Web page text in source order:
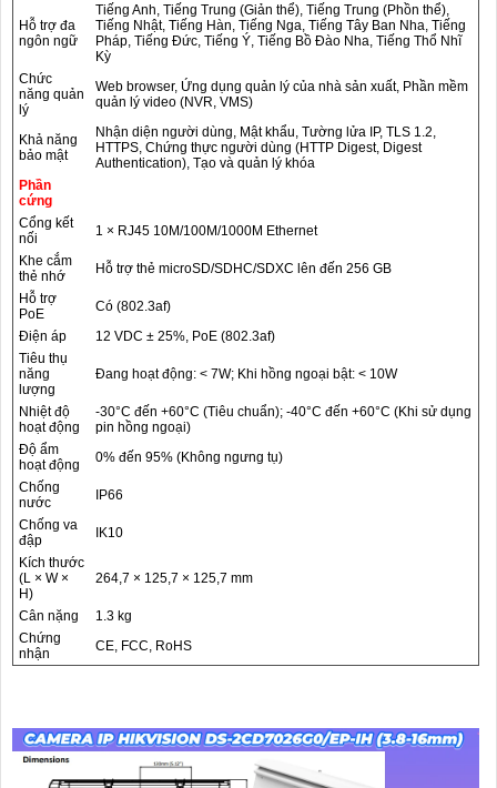
Hỗ trợ đa
ngôn ngữ
Tiếng Anh, Tiếng Trung (Giản thể), Tiếng Trung (Phồn thể),
Tiếng Nhật, Tiếng Hàn, Tiếng Nga, Tiếng Tây Ban Nha, Tiếng
Pháp, Tiếng Đức, Tiếng Ý, Tiếng Bồ Đào Nha, Tiếng Thổ Nhĩ
Kỳ
Chức
năng quản
lý
Web browser, Ứng dụng quản lý của nhà sản xuất, Phần mềm
quản lý video (NVR, VMS)
Khả năng
bảo mật
Nhận diện người dùng, Mật khẩu, Tường lửa IP, TLS 1.2,
HTTPS, Chứng thực người dùng (HTTP Digest, Digest
Authentication), Tạo và quản lý khóa
Phần
cứng
Cổng kết
nối
1 × RJ45 10M/100M/1000M Ethernet
Khe cắm
thẻ nhớ
Hỗ trợ thẻ microSD/SDHC/SDXC lên đến 256 GB
Hỗ trợ
PoE
Có (802.3af)
Điện áp
12 VDC ± 25%, PoE (802.3af)
Tiêu thụ
năng
lượng
Đang hoạt động: < 7W; Khi hồng ngoại bật: < 10W
Nhiệt độ
hoạt động
-30°C đến +60°C (Tiêu chuẩn); -40°C đến +60°C (Khi sử dụng
pin hồng ngoại)
Độ ẩm
hoạt động
0% đến 95% (Không ngưng tụ)
Chống
nước
IP66
Chống va
đập
IK10
Kích thước
(L × W ×
H)
264,7 × 125,7 × 125,7 mm
Cân nặng
1.3 kg
Chứng
nhận
CE, FCC, RoHS